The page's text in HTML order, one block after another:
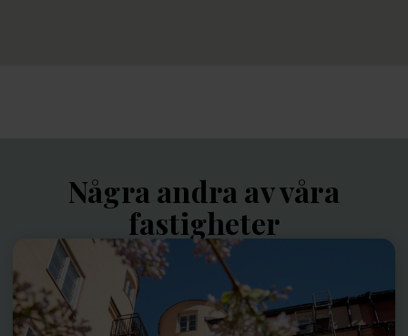
Några andra av våra
fastigheter